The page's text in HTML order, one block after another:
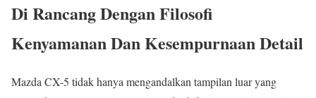
Di Rancang Dengan Filosofi
Kenyamanan Dan Kesempurnaan Detail
Mazda CX-5 tidak hanya mengandalkan tampilan luar yang